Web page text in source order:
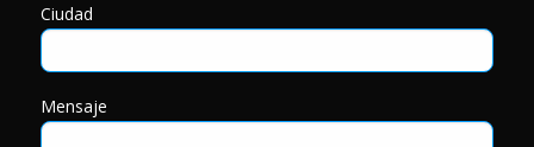
Ciudad
Mensaje